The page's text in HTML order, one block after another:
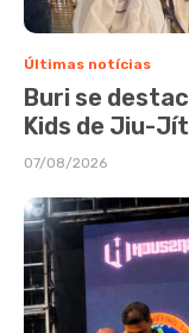
Últimas notícias
Buri se
Kids de Jiu-
07/08/2026